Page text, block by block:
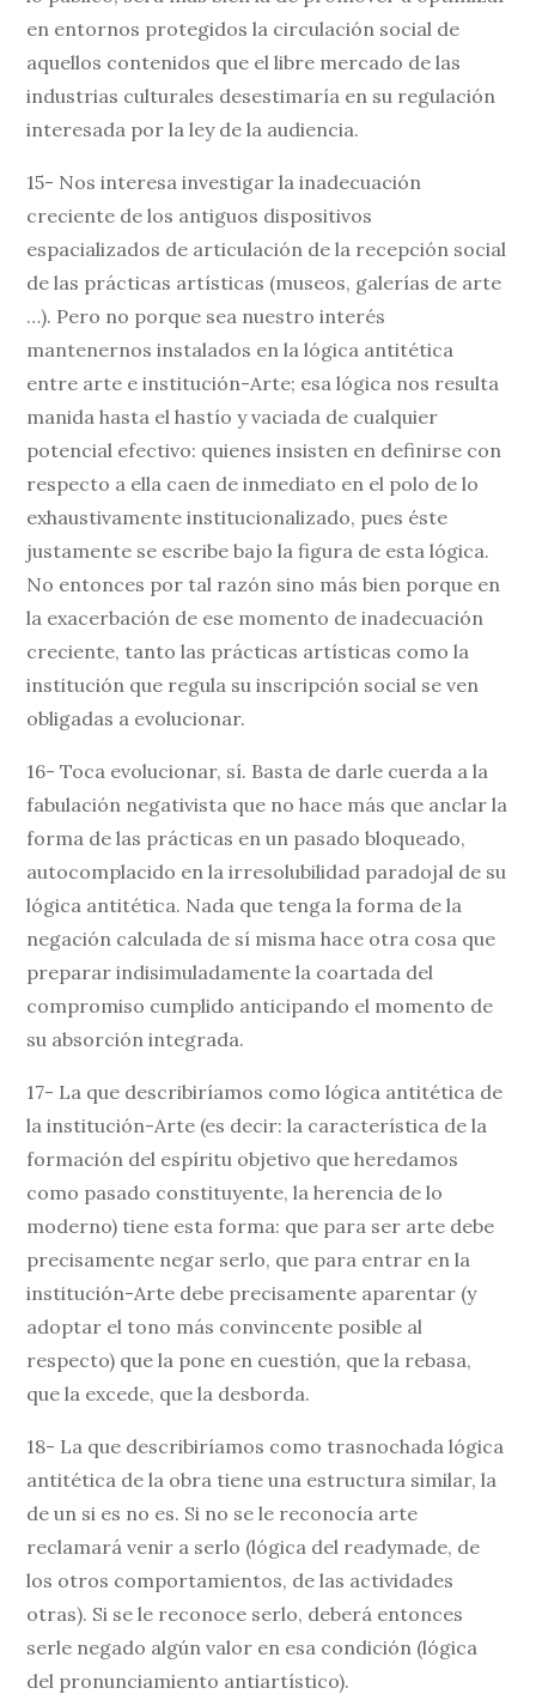
en entornos protegidos la circulación social de
aquellos contenidos que el libre mercado de las
industrias culturales desestimaría en su regulación
interesada por la ley de la audiencia.
15- Nos interesa investigar la inadecuación
creciente de los antiguos dispositivos
espacializados de articulación de la recepción social
de las prácticas artísticas (museos, galerías de arte
…). Pero no porque sea nuestro interés
mantenernos instalados en la lógica antitética
entre arte e institución-Arte; esa lógica nos resulta
manida hasta el hastío y vaciada de cualquier
potencial efectivo: quienes insisten en definirse con
respecto a ella caen de inmediato en el polo de lo
exhaustivamente institucionalizado, pues éste
justamente se escribe bajo la figura de esta lógica.
No entonces por tal razón sino más bien porque en
la exacerbación de ese momento de inadecuación
creciente, tanto las prácticas artísticas como la
institución que regula su inscripción social se ven
obligadas a evolucionar.
16- Toca evolucionar, sí. Basta de darle cuerda a la
fabulación negativista que no hace más que anclar la
forma de las prácticas en un pasado bloqueado,
autocomplacido en la irresolubilidad paradojal de su
lógica antitética. Nada que tenga la forma de la
negación calculada de sí misma hace otra cosa que
preparar indisimuladamente la coartada del
compromiso cumplido anticipando el momento de
su absorción integrada.
17- La que describiríamos como lógica antitética de
la institución-Arte (es decir: la característica de la
formación del espíritu objetivo que heredamos
como pasado constituyente, la herencia de lo
moderno) tiene esta forma: que para ser arte debe
precisamente negar serlo, que para entrar en la
institución-Arte debe precisamente aparentar (y
adoptar el tono más convincente posible al
respecto) que la pone en cuestión, que la rebasa,
que la excede, que la desborda.
18- La que describiríamos como trasnochada lógica
antitética de la obra tiene una estructura similar, la
de un si es no es. Si no se le reconocía arte
reclamará venir a serlo (lógica del readymade, de
los otros comportamientos, de las actividades
otras). Si se le reconoce serlo, deberá entonces
serle negado algún valor en esa condición (lógica
del pronunciamiento antiartístico).